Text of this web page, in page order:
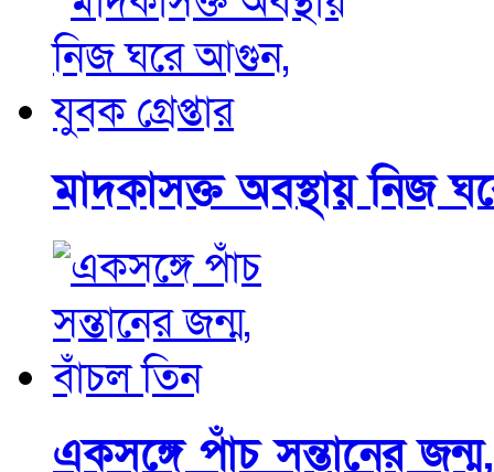
মাদকাসক্ত অবস্থায় নিজ
একসঙ্গে পাঁচ সন্তানের